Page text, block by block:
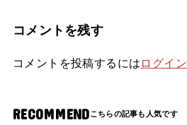
コメントを残す
コメントを投稿するには ログイン
RECOMMEND